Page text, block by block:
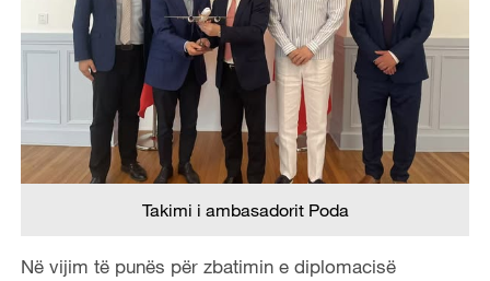
Takimi i ambasadorit Poda
Në vijim të punës për zbatimin e diplomacisë